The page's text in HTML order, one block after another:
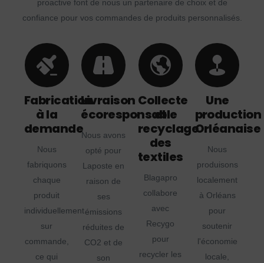
proactive font de nous un partenaire de choix et de
confiance pour vos commandes de produits personnalisés.
Fabrication
à la
demande
Nous
fabriquons
chaque
produit
individuellement
sur
commande,
ce qui
Livraison
écoresponsable
Nous avons
opté pour
Laposte en
raison de
ses
émissions
réduites de
CO2 et de
son
Collecte
et
recyclage
des
textiles
Blagapro
collabore
avec
Recygo
pour
recycler les
Une
production
Orléanaise
Nous
produisons
localement
à Orléans
pour
soutenir
l'économie
locale,